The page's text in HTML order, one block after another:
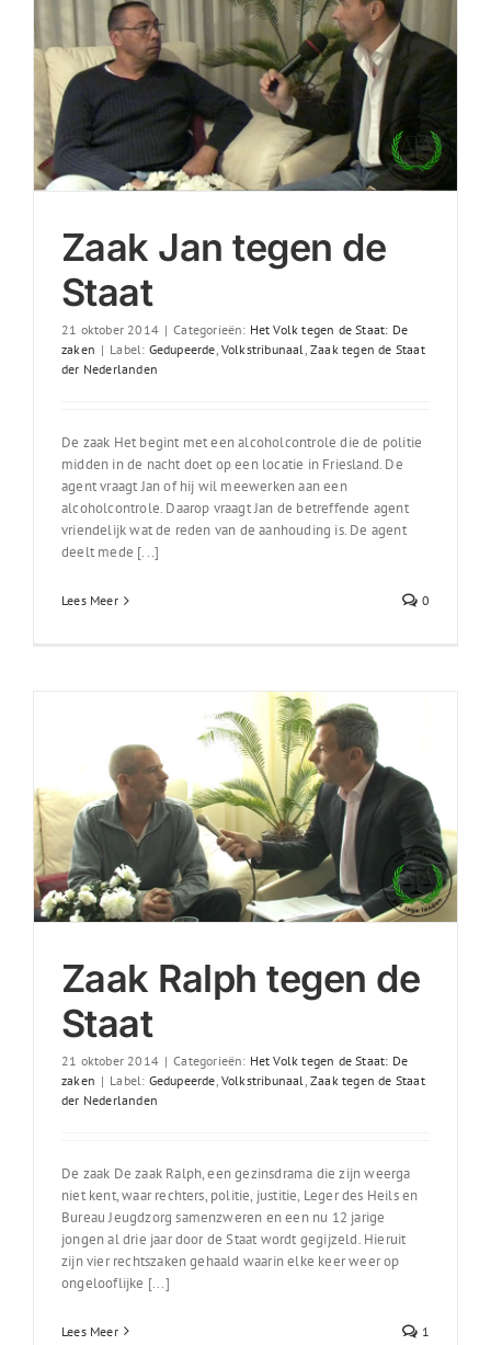
Zaak Jan tegen de
Staat
21 oktober 2014 | Categorieën: Het Volk tegen de Staat: De
zaken | Label: Gedupeerde, Volkstribunaal,Zaak tegen de Staat
der Nederlanden
De zaak Het begint met een alcoholcontrole die de politie
midden in de nacht doet op een locatie in Friesland. De
agent vraagt Jan of hij wil meewerken aan een
alcoholcontrole. Daarop vraagt Jan de betreffende agent
vriendelijk wat de reden van de aanhouding is. De agent
deelt mede [...]
Lees Meer 0
Zaak Ralph tegen de
Staat
21 oktober 2014 | Categorieën: Het Volk tegen de Staat: De
zaken | Label: Gedupeerde Volkstribunaal ,Zaak tegen de Staat
der Nederlanden
De zaak De zaak Ralph, een gezinsdrama die zijn weerga
niet kent, waar rechters, politie, justitie, Leger des Heils en
Bureau Jeugdzorg samenzweren en een nu 12 jarige
jongen al drie jaar door de Staat wordt gegijzeld. Hieruit
zijn vier rechtszaken gehaald waarin elke keer weer op
ongelooflijke [...]
Lees Meer 1